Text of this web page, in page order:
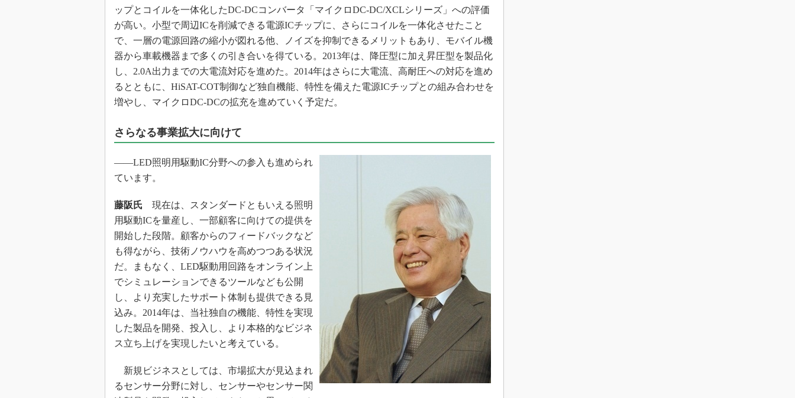
ップとコイルを一体化したDC-DCコンバータ「マイクロDC-DC/XCLシリーズ」への評価
が高い。小型で周辺ICを削減できる電源ICチップに、さらにコイルを一体化させたこと
で、一層の電源回路の縮小が図れる他、ノイズを抑制できるメリットもあり、モバイル機
器から車載機器まで多くの引き合いを得ている。2013年は、降圧型に加え昇圧型を製品化
し、2.0A出力までの大電流対応を進めた。2014年はさらに大電流、高耐圧への対応を進め
るとともに、HiSAT-COT制御など独自機能、特性を備えた電源ICチップとの組み合わせを
増やし、マイクロDC-DCの拡充を進めていく予定だ。
さらなる事業拡大に向けて
――LED照明用駆動IC分野への参入も進められ
ています。
藤阪氏 現在は、スタンダードともいえる照明
用駆動ICを量産し、一部顧客に向けての提供を
開始した段階。顧客からのフィードバックなど
も得ながら、技術ノウハウを高めつつある状況
だ。まもなく、LED駆動用回路をオンライン上
でシミュレーションできるツールなども公開
し、より充実したサポート体制も提供できる見
込み。2014年は、当社独自の機能、特性を実現
した製品を開発、投入し、より本格的なビジネ
ス立ち上げを実現したいと考えている。
新規ビジネスとしては、市場拡大が見込まれ
るセンサー分野に対し、センサーやセンサー関